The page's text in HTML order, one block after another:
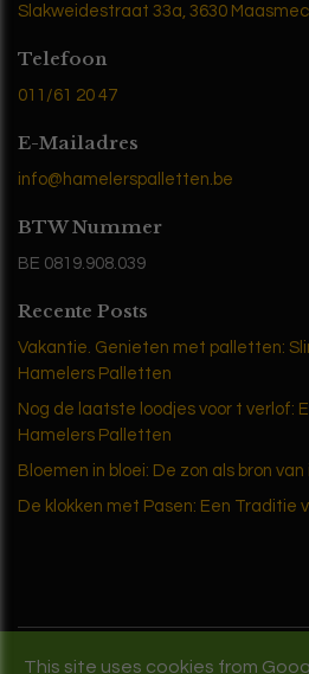
Slakweidestraat 33a, 3630
Telefoon
011/61 20 47
E-Mailadres
info@hamelerspalletten.be
BTW Nummer
BE 0819.908.039
Recente Posts
Vakantie. Genieten met palletten:
Hamelers Palletten
Nog de laatste loodjes voor t verlof:
Hamelers Palletten
Bloemen in bloei: De zon als bron
De klokken met Pasen: Een Traditie
Copyright © 2024 Hamelers
This site uses cookies from